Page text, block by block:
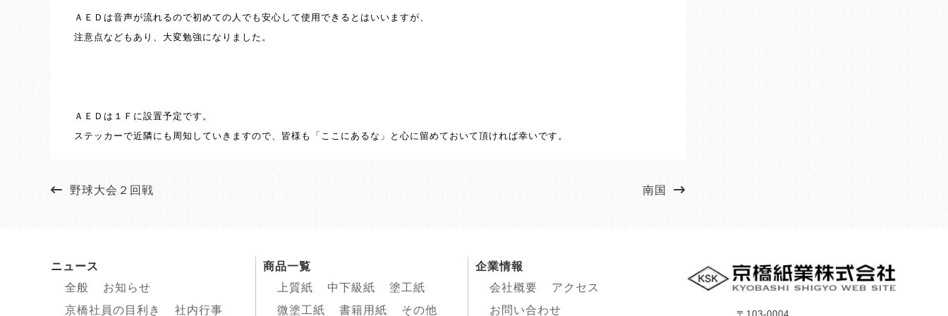
ＡＥＤは音声が流れるので初めての人でも安心して使用できるとはいいますが、
注意点などもあり、大変勉強になりました。
ＡＥＤは１Ｆに設置予定です。
ステッカーで近隣にも周知していきますので、皆様も「ここにあるな」と心に留めておいて頂ければ幸いです。
野球大会２回戦 南国
ニュース
全般
お知らせ
京橋社員の目利き
社内行事
商品一覧
上質紙
中下級紙
塗工紙
微塗工紙
書籍用紙 その他
企業情報
会社概要
アクセス
お問い合わせ
〒103-0004